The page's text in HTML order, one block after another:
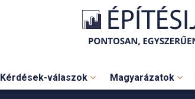
Kérdések-válaszok Magyarázatok